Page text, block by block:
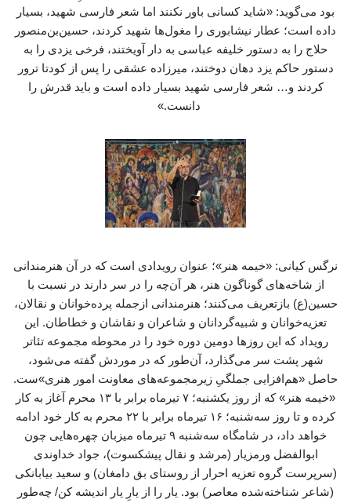
بود می‌گوید: «شاید کسانی باور نکنند اما شعر فارسی شهید، بسیار
داده است؛ عطار نیشابوری را مغول‌ها شهید کردند، حسین‌بن‌منصور
حلاج را به دستور خلیفه عباسی به دار آویختند، فرخی یزدی را به
دستور حاکم یزد دهان دوختند، میرزاده عشقی را پس از کودتا ترور
کردند و… شعر فارسی شهید بسیار داده است و باید قدرش را
دانست.»
نرگس کیانی: «خیمه هنر»؛ عنوان رویدادی است که در آن هنرمندانی
از شاخه‌های گوناگون هنر، هر آن‌چه را در سر دارند در نسبت با
حسین(ع) بازتعریف می‌کنند؛ هنرمندانی ازجمله پرده‌خوانان و نقالان،
تعزیه‌خوانان و شبیه‌گردانان و شاعران و نقاشان و خطاطان. این
رویداد که این روزها دومین دوره خود را در محوطه مجموعه تئاتر
شهر پشت سر می‌گذارد، آن‌طور که در موردش گفته می‌شود،
حاصل «هم‌افزایی جملگیِ زیرمجموعه‌های معاونت امور هنری»ست.
«خیمه هنر» که از روز یکشنبه؛ ۷ تیرماه برابر با ۱۳ محرم آغاز به کار
کرده و تا روز سه‌شنبه؛ ۱۶ تیرماه برابر با ۲۲ محرم به کار خود ادامه
خواهد داد، در شامگاه سه‌شنبه ۹ تیرماه میزبان چهره‌هایی چون
ابوالفضل ورمزیار (مرشد و نقال پیشکسوت)، جواد خداوندی
(سرپرست گروه تعزیه احرار از روستای بق دامغان) و سعید بیابانکی
(شاعر شناخته‌شده معاصر) بود. یار را از یارِ یار اندیشه کن/ چه‌طور